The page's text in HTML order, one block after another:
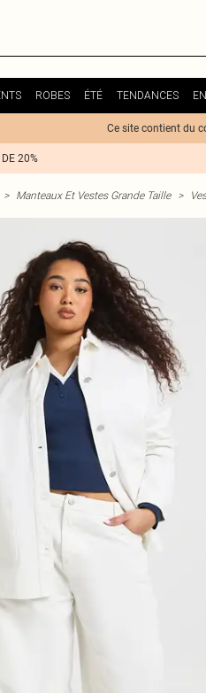
ROBES ÉTÉ TENDANCES
Ce site contient du
DE 20%
> Manteaux Et Vestes Grande Taille >